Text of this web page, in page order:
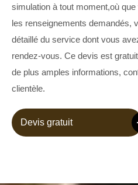
simulation à tout moment,où
les renseignements demandés,
détaillé du service dont vous
rendez-vous. Ce devis est
de plus amples informations,
clientèle.
Devis gratuit